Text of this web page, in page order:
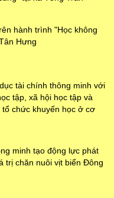
hành trình "Học không
Hưng
tài chính thông minh với
tập, xã hội học tập và
chức khuyến học ở cơ
minh tạo động lực phát
trị chăn nuôi vịt biển Đông